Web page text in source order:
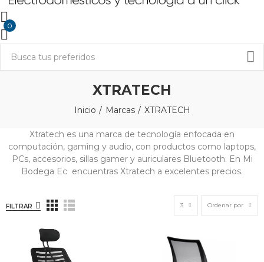
0
XTRATECH
Inicio Marcas XTRATECH
Xtratech es una marca de tecnología enfocada en
computación, gaming y audio, con productos como laptops,
PCs, accesorios, sillas gamer y auriculares Bluetooth. En Mi
Bodega Ec encuentras Xtratech a excelentes precios.
FILTRAR 3 Ordenar por